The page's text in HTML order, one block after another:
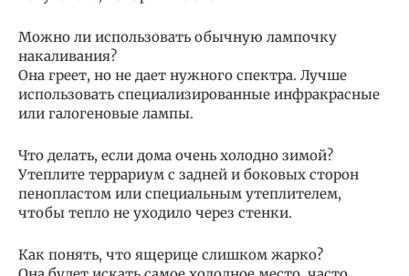
Можно ли использовать обычную лампочку
накаливания?
Она греет, но не дает нужного спектра. Лучше
использовать специализированные инфракрасные
или галогеновые лампы.
Что делать, если дома очень холодно зимой?
Утеплите террариум с задней и боковых сторон
пенопластом или специальным утеплителем,
чтобы тепло не уходило через стенки.
Как понять, что ящерице слишком жарко?